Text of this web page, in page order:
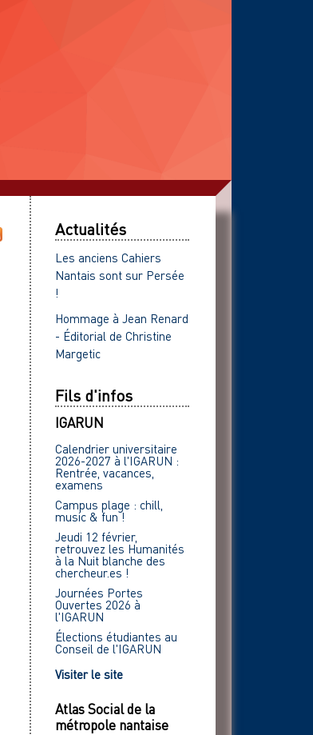
Actualités
Les anciens Cahiers
Nantais sont sur Persée
!
Hommage à Jean Renard
- Éditorial de Christine
Margetic
Fils d'infos
IGARUN
Calendrier universitaire
2026-2027 à l'IGARUN :
Rentrée, vacances,
examens
Campus plage : chill,
music & fun !
Jeudi 12 février,
retrouvez les Humanités
à la Nuit blanche des
chercheur.es !
Journées Portes
Ouvertes 2026 à
l'IGARUN
Élections étudiantes au
Conseil de l'IGARUN
Visiter le site
Atlas Social de la
métropole nantaise